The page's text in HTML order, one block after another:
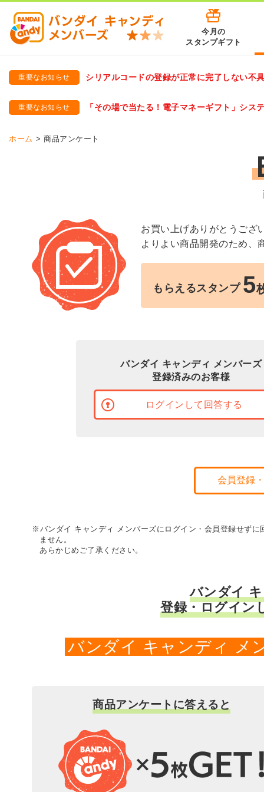
今月の
スタンプギフト
重要なお知らせ
シリアルコードの登録が正常に完了しない不
重要なお知らせ
「その場で当たる！電子マネーギフト」シス
ホーム 商品アンケート
お買い上げありがとうござ
よりよい商品開発のため、
もらえるスタンプ 5
バンダイ キャンディ メンバーズ
登録済みのお客様
ログインして回答する
会員登録
※バンダイ キャンディ メンバーズにログイン・会員登録せず
ません。
あらかじめご了承ください。
バンダイ
登録・ログイン
バンダイ キャンディ メ
商品アンケートに答えると